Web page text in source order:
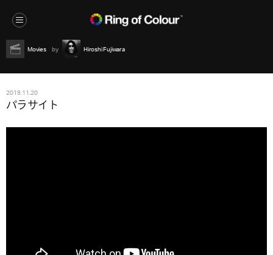
Movies Hiroshi Fujiwara
2019.11.20
パラサイト